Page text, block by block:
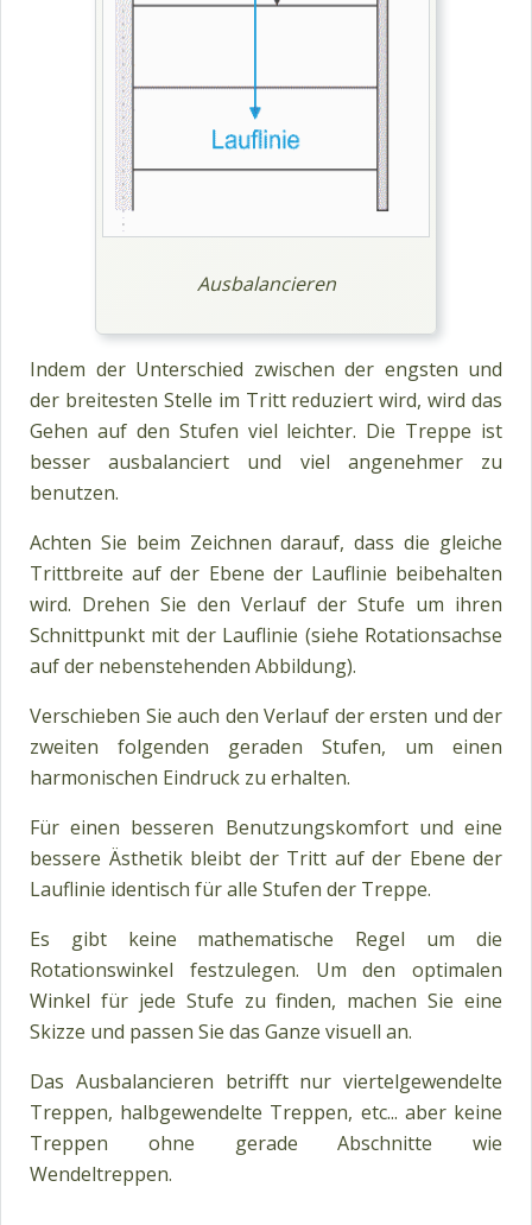
Ausbalancieren
Indem der Unterschied zwischen der engsten und
der breitesten Stelle im Tritt reduziert wird, wird das
Gehen auf den Stufen viel leichter. Die Treppe ist
besser ausbalanciert und viel angenehmer zu
benutzen.
Achten Sie beim Zeichnen darauf, dass die gleiche
Trittbreite auf der Ebene der Lauflinie beibehalten
wird. Drehen Sie den Verlauf der Stufe um ihren
Schnittpunkt mit der Lauflinie (siehe Rotationsachse
auf der nebenstehenden Abbildung).
Verschieben Sie auch den Verlauf der ersten und der
zweiten folgenden geraden Stufen, um einen
harmonischen Eindruck zu erhalten.
Für einen besseren Benutzungskomfort und eine
bessere Ästhetik bleibt der Tritt auf der Ebene der
Lauflinie identisch für alle Stufen der Treppe.
Es gibt keine mathematische Regel um die
Rotationswinkel festzulegen. Um den optimalen
Winkel für jede Stufe zu finden, machen Sie eine
Skizze und passen Sie das Ganze visuell an.
Das Ausbalancieren betrifft nur viertelgewendelte
Treppen, halbgewendelte Treppen, etc... aber keine
Treppen ohne gerade Abschnitte wie
Wendeltreppen.